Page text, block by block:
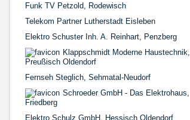
Funk TV Petzold, Rodewisch
Telekom Partner Lutherstadt Eisleben
Elektro Schuster Inh. A. Reinhart, Penzberg
Klappschmidt Moderne Haustechnik,
Preußisch Oldendorf
Fernseh Steglich, Sehmatal-Neudorf
Schroeder GmbH - Das Elektrohaus,
Friedberg
Elektro Schulz GmbH, Hessisch Oldendorf